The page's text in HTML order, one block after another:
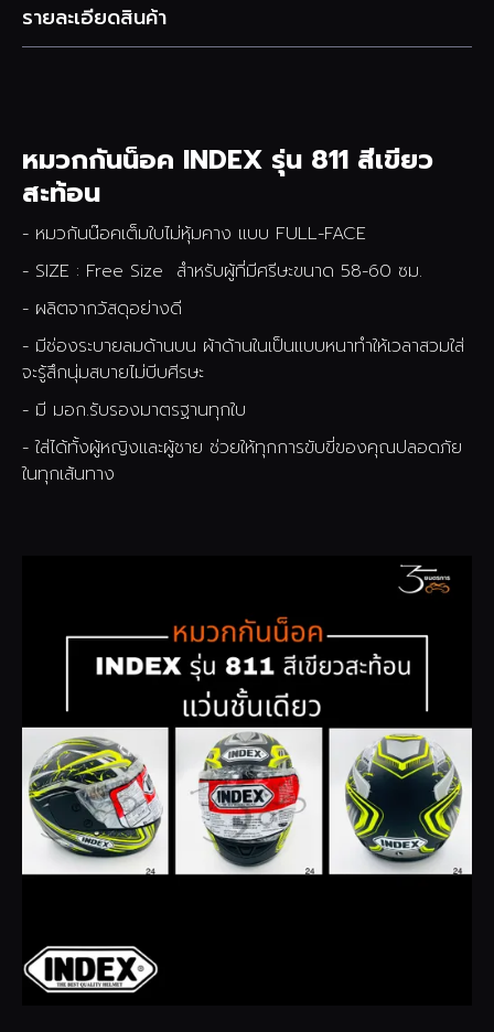
รายละเอียดสินค้า
หมวกกันน็อค INDEX รุ่น 811 สีเขียว
สะท้อน
- หมวกันน๊อคเต็มใบไม่หุ้มคาง แบบ FULL-FACE
- SIZE : Free Size สำหรับผู้ที่มีศรีษะขนาด 58-60 ซม.
- ผลิตจากวัสดุอย่างดี
- มีช่องระบายลมด้านบน ผ้าด้านในเป็นแบบหนาทำให้เวลาสวมใส่
จะรู้สึกนุ่มสบายไม่บีบศีรษะ
- มี มอก.รับรองมาตรฐานทุกใบ
- ใส่ได้ทั้งผู้หญิงและผู้ชาย ช่วยให้ทุกการขับขี่ของคุณปลอดภัย
ในทุกเส้นทาง